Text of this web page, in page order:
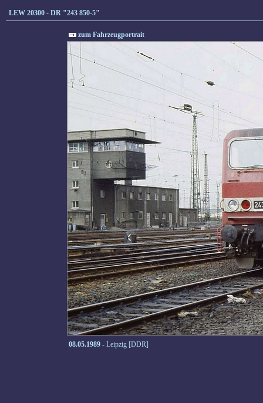
LEW 20300 - DR "243 850-5"
zum Fahrzeugportrait
08.05.1989 - Leipzig [DDR]